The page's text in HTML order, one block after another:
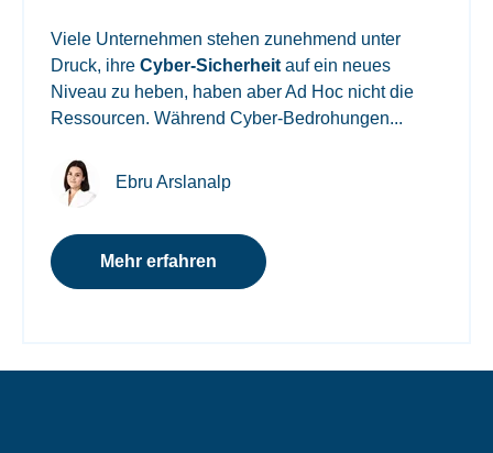
Viele Unternehmen stehen zunehmend unter
Druck, ihre Cyber-Sicherheit auf ein neues
Niveau zu heben, haben aber Ad Hoc nicht die
Ressourcen. Während Cyber-Bedrohungen...
Ebru Arslanalp
Mehr erfahren